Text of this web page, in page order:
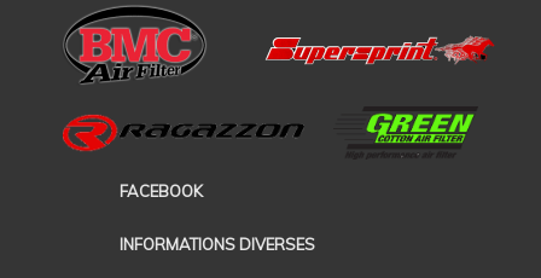
FACEBOOK
INFORMATIONS DIVERSES